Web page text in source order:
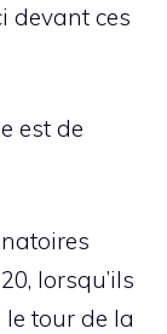
devant ces
est de
lorsqu’ils
tour de la